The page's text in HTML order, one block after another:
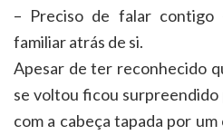
– Preciso de falar contigo
familiar atrás de si.
Apesar de ter reconhecido
se voltou ficou surpreendido
com a cabeça tapada por